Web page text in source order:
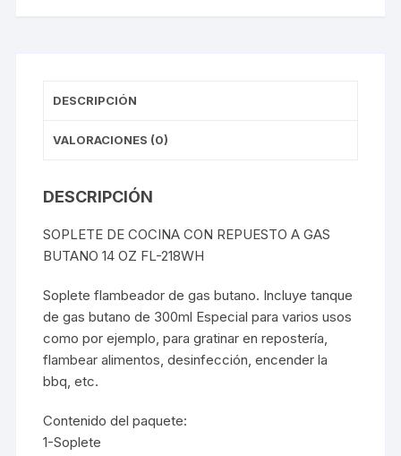
DESCRIPCIÓN
VALORACIONES (0)
DESCRIPCIÓN
SOPLETE DE COCINA CON REPUESTO A GAS
BUTANO 14 OZ FL-218WH
Soplete flambeador de gas butano. Incluye tanque
de gas butano de 300ml Especial para varios usos
como por ejemplo, para gratinar en repostería,
flambear alimentos, desinfección, encender la
bbq, etc.
Contenido del paquete:
1-Soplete